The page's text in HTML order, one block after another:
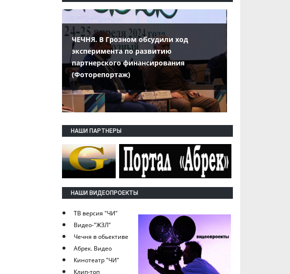
ЧЕЧНЯ. В Грозном обсудили ход
эксперимента по развитию
партнерского финансирования
(Фоторепортаж)
НАШИ ПАРТНЕРЫ
НАШИ ВИДЕОПРОЕКТЫ
ТВ версия "ЧИ"
Видео-"ЖЗЛ"
Чечня в обьективе
Абрек. Видео
Кинотеатр "ЧИ"
Клип-топ